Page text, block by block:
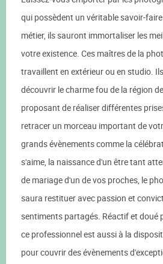
qui possèdent un véritable savoir-
métier, ils sauront immortaliser les
votre existence. Ces maîtres de la
travaillent en extérieur ou en studio.
découvrir le charme fou de la région
proposant de réaliser différentes
retracer un morceau important de
grands évènements comme la
s'aime, la naissance d'un être tant
de mariage d'un de vos proches, le
saura restituer avec passion et
sentiments partagés. Réactif et doué
ce professionnel est aussi à la
pour couvrir des évènements